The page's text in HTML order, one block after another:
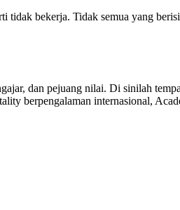
tidak bekerja. Tidak semua yang
dan pejuang nilai. Di sinilah
berpengalaman internasional,